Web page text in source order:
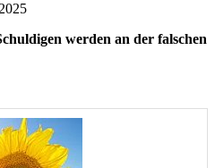
werden an der falschen